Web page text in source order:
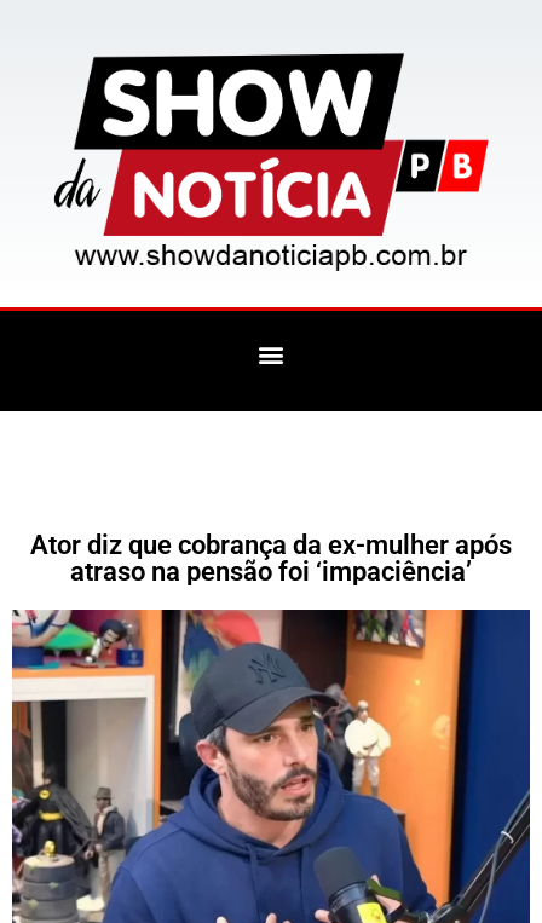
Ator diz que cobrança da ex-mulher após
atraso na pensão foi ‘impaciência’